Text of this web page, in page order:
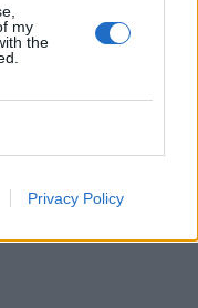
my
the
Privacy Policy